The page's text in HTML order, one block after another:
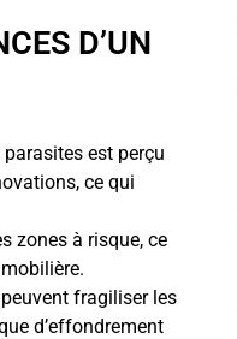
D’UN
est perçu
ce qui
zones à risque, ce
fragiliser les
d’effondrement